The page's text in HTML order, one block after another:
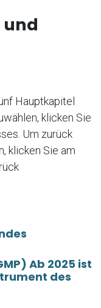
Hauptkapitel
klicken Sie
Um zurück
klicken Sie am
Ab 2025 ist
des